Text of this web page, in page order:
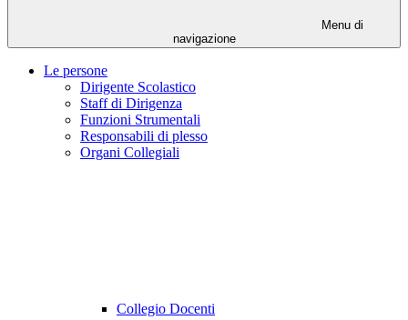
Menu di
navigazione
Le persone
Dirigente Scolastico
Staff di Dirigenza
Funzioni Strumentali
Responsabili di plesso
Organi Collegiali
Collegio Docenti